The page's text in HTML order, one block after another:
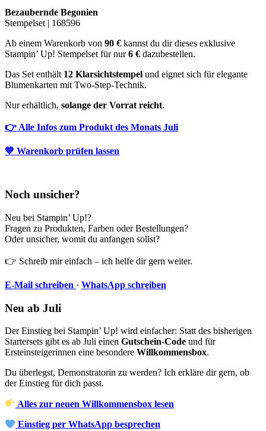
Bezaubernde Begonien
Stempelset | 168596
Ab einem Warenkorb von 90 € kannst du dir dieses exklusive
Stampin’ Up! Stempelset für nur6 € dazubestellen.
Das Set enthält 12 Klarsichtstempel und eignet sich für elegante
Blumenkarten mit Two-Step-Technik.
Nur erhältlich, solange der Vorrat reicht.
👉 Alle Infos zum Produkt des Monats Juli
💙 Warenkorb prüfen lassen
Noch unsicher?
Neu bei Stampin’ Up!?
Fragen zu Produkten, Farben oder Bestellungen?
Oder unsicher, womit du anfangen sollst?
👉 Schreib mir einfach – ich helfe dir gern weiter.
E-Mail schreiben · WhatsApp schreiben
Neu ab Juli
Der Einstieg bei Stampin’ Up! wird einfacher: Statt des bisherigen
Startersets gibt es ab Juli einen Gutschein-Code und für
Ersteinsteigerinnen eine besondere Willkommensbox.
Du überlegst, Demonstratorin zu werden? Ich erkläre dir gern, ob
der Einstieg für dich passt.
Alles zur neuen Willkommensbox lesen
Einstieg per WhatsApp besprechen